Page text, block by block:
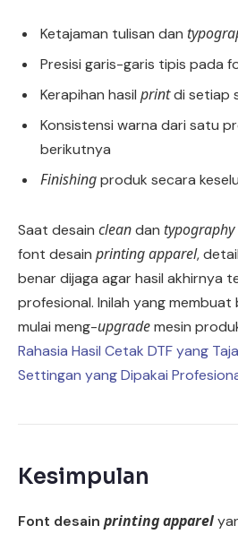
Ketajaman tulisan dan
Presisi garis-garis tipis pada
Kerapihan hasil printdi setiap
Konsistensi warna dari satu
berikutnya
Finishingproduk secara
Saat desain cleandan typography
font desain printing apparel,
benar dijaga agar hasil akhirnya
profesional. Inilah yang membuat
mulai meng-upgrademesin
Rahasia Hasil Cetak DTF yang
Settingan yang Dipakai
Kesimpulan
Font desain printing apparel